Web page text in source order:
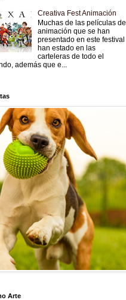
Creativa Fest Animación
Muchas de las películas de
animación que se han
presentado en este festival
han estado en las
carteleras de todo el
además que e...
Arte